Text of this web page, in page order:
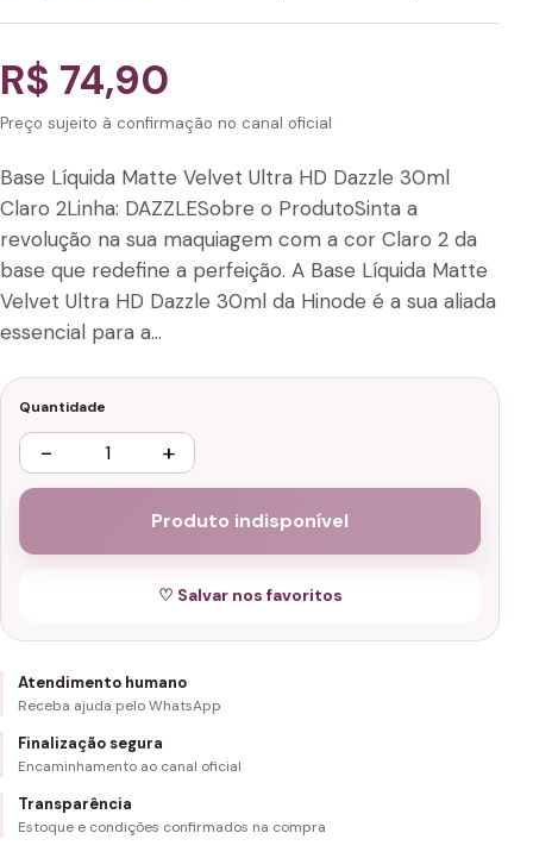
R$ 74,90
Preço sujeito à confirmação no canal oficial
Base Líquida Matte Velvet Ultra HD Dazzle 30ml
Claro 2Linha: DAZZLESobre o ProdutoSinta a
revolução na sua maquiagem com a cor Claro 2 da
base que redefine a perfeição. A Base Líquida Matte
Velvet Ultra HD Dazzle 30ml da Hinode é a sua aliada
essencial para a…
Quantidade
− +
Produto indisponível
♡ Salvar nos favoritos
Atendimento humano
Receba ajuda pelo WhatsApp
Finalização segura
Encaminhamento ao canal oficial
Transparência
Estoque e condições confirmados na compra